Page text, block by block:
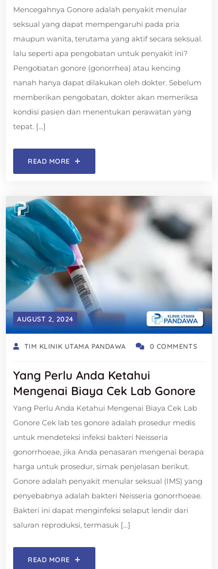
Mencegahnya Gonore adalah penyakit menular
seksual yang dapat mempengaruhi pada pria
maupun wanita, terutama yang aktif secara seksual.
lalu seperti apa pengobatan untuk penyakit ini?
Pengobatan gonore (gonorrhea) atau kencing
nanah hanya dapat dilakukan oleh dokter. Sebelum
memberikan pengobatan, dokter akan memeriksa
kondisi pasien dan menentukan perawatan yang
tepat. […]
READ MORE
AUGUST 2, 2024
TIM KLINIK UTAMA PANDAWA 0 COMMENTS
Yang Perlu Anda Ketahui
Mengenai Biaya Cek Lab Gonore
Yang Perlu Anda Ketahui Mengenai Biaya Cek Lab
Gonore Cek lab tes gonore adalah prosedur medis
untuk mendeteksi infeksi bakteri Neisseria
gonorrhoeae, jika Anda penasaran mengenai berapa
harga untuk prosedur, simak penjelasan berikut.
Gonore adalah penyakit menular seksual (IMS) yang
penyebabnya adalah bakteri Neisseria gonorrhoeae.
Bakteri ini dapat menginfeksi selaput lendir dari
saluran reproduksi, termasuk […]
READ MORE